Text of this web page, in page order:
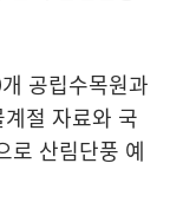
공립수목원과
절 자료와 국
로 산림단풍 예